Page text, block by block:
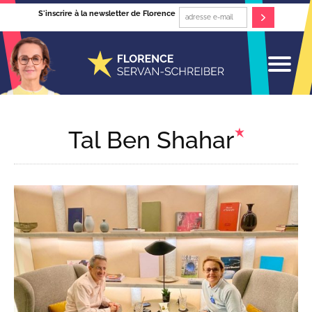
S'inscrire à la newsletter de Florence
Tal Ben Shahar